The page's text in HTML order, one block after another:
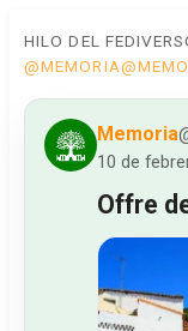
HILO DEL
Memoria
10 de
Offre